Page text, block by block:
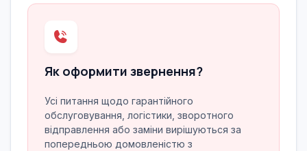
Як оформити звернення?
Усі питання щодо гарантійного
обслуговування, логістики, зворотного
відправлення або заміни вирішуються за
попередньою домовленістю з